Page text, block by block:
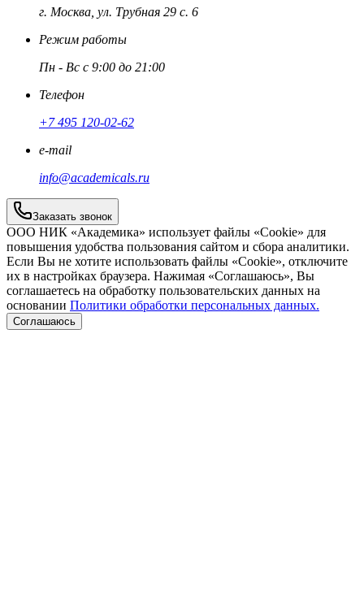
г. Москва, ул. Трубная 29 с. 6
Режим работы
Пн - Вс с 9:00 до 21:00
Телефон
+7 495 120-02-62
e-mail
info@academicals.ru
Заказать звонок
ООО НИК «Академика» использует файлы «Cookie» для
повышения удобства пользования сайтом и сбора аналитики.
Если Вы не хотите использовать файлы «Cookie», отключите
их в настройках браузера. Нажимая «Соглашаюсь», Вы
соглашаетесь на обработку пользовательских данных на
основании Политики обработки персональных данных.
Соглашаюсь